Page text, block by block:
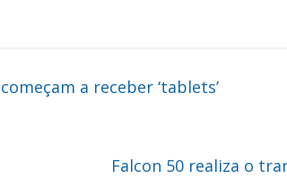
a receber ‘tablets’
Falcon 50 realiza o